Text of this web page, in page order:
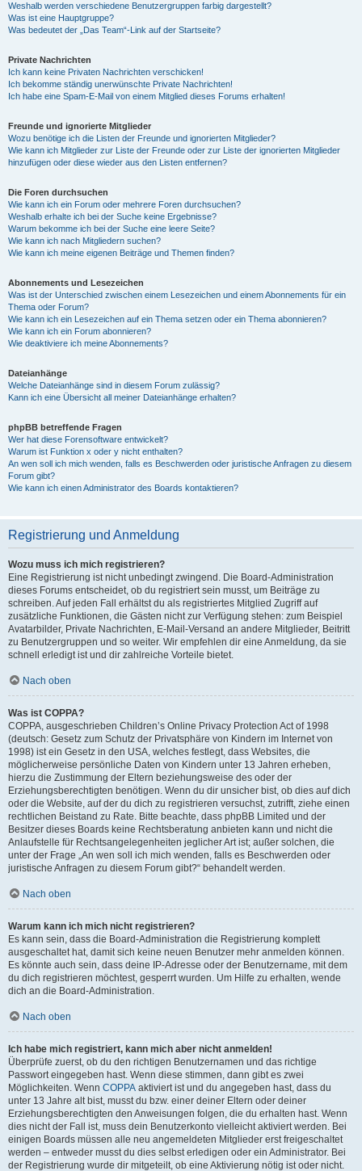
Weshalb werden verschiedene Benutzergruppen farbig dargestellt?
Was ist eine Hauptgruppe?
Was bedeutet der „Das Team“-Link auf der Startseite?
Private Nachrichten
Ich kann keine Privaten Nachrichten verschicken!
Ich bekomme ständig unerwünschte Private Nachrichten!
Ich habe eine Spam-E-Mail von einem Mitglied dieses Forums erhalten!
Freunde und ignorierte Mitglieder
Wozu benötige ich die Listen der Freunde und ignorierten Mitglieder?
Wie kann ich Mitglieder zur Liste der Freunde oder zur Liste der ignorierten Mitglieder
hinzufügen oder diese wieder aus den Listen entfernen?
Die Foren durchsuchen
Wie kann ich ein Forum oder mehrere Foren durchsuchen?
Weshalb erhalte ich bei der Suche keine Ergebnisse?
Warum bekomme ich bei der Suche eine leere Seite?
Wie kann ich nach Mitgliedern suchen?
Wie kann ich meine eigenen Beiträge und Themen finden?
Abonnements und Lesezeichen
Was ist der Unterschied zwischen einem Lesezeichen und einem Abonnements für ein
Thema oder Forum?
Wie kann ich ein Lesezeichen auf ein Thema setzen oder ein Thema abonnieren?
Wie kann ich ein Forum abonnieren?
Wie deaktiviere ich meine Abonnements?
Dateianhänge
Welche Dateianhänge sind in diesem Forum zulässig?
Kann ich eine Übersicht all meiner Dateianhänge erhalten?
phpBB betreffende Fragen
Wer hat diese Forensoftware entwickelt?
Warum ist Funktion x oder y nicht enthalten?
An wen soll ich mich wenden, falls es Beschwerden oder juristische Anfragen zu diesem
Forum gibt?
Wie kann ich einen Administrator des Boards kontaktieren?
Registrierung und Anmeldung
Wozu muss ich mich registrieren?
Eine Registrierung ist nicht unbedingt zwingend. Die Board-Administration
dieses Forums entscheidet, ob du registriert sein musst, um Beiträge zu
schreiben. Auf jeden Fall erhältst du als registriertes Mitglied Zugriff auf
zusätzliche Funktionen, die Gästen nicht zur Verfügung stehen: zum Beispiel
Avatarbilder, Private Nachrichten, E-Mail-Versand an andere Mitglieder, Beitritt
zu Benutzergruppen und so weiter. Wir empfehlen dir eine Anmeldung, da sie
schnell erledigt ist und dir zahlreiche Vorteile bietet.
Nach oben
Was ist COPPA?
COPPA, ausgeschrieben Children’s Online Privacy Protection Act of 1998
(deutsch: Gesetz zum Schutz der Privatsphäre von Kindern im Internet von
1998) ist ein Gesetz in den USA, welches festlegt, dass Websites, die
möglicherweise persönliche Daten von Kindern unter 13 Jahren erheben,
hierzu die Zustimmung der Eltern beziehungsweise des oder der
Erziehungsberechtigten benötigen. Wenn du dir unsicher bist, ob dies auf dich
oder die Website, auf der du dich zu registrieren versuchst, zutrifft, ziehe einen
rechtlichen Beistand zu Rate. Bitte beachte, dass phpBB Limited und der
Besitzer dieses Boards keine Rechtsberatung anbieten kann und nicht die
Anlaufstelle für Rechtsangelegenheiten jeglicher Art ist; außer solchen, die
unter der Frage „An wen soll ich mich wenden, falls es Beschwerden oder
juristische Anfragen zu diesem Forum gibt?“ behandelt werden.
Nach oben
Warum kann ich mich nicht registrieren?
Es kann sein, dass die Board-Administration die Registrierung komplett
ausgeschaltet hat, damit sich keine neuen Benutzer mehr anmelden können.
Es könnte auch sein, dass deine IP-Adresse oder der Benutzername, mit dem
du dich registrieren möchtest, gesperrt wurden. Um Hilfe zu erhalten, wende
dich an die Board-Administration.
Nach oben
Ich habe mich registriert, kann mich aber nicht anmelden!
Überprüfe zuerst, ob du den richtigen Benutzernamen und das richtige
Passwort eingegeben hast. Wenn diese stimmen, dann gibt es zwei
Möglichkeiten. Wenn COPPA aktiviert ist und du angegeben hast, dass du
unter 13 Jahre alt bist, musst du bzw. einer deiner Eltern oder deiner
Erziehungsberechtigten den Anweisungen folgen, die du erhalten hast. Wenn
dies nicht der Fall ist, muss dein Benutzerkonto vielleicht aktiviert werden. Bei
einigen Boards müssen alle neu angemeldeten Mitglieder erst freigeschaltet
werden – entweder musst du dies selbst erledigen oder ein Administrator. Bei
der Registrierung wurde dir mitgeteilt, ob eine Aktivierung nötig ist oder nicht.